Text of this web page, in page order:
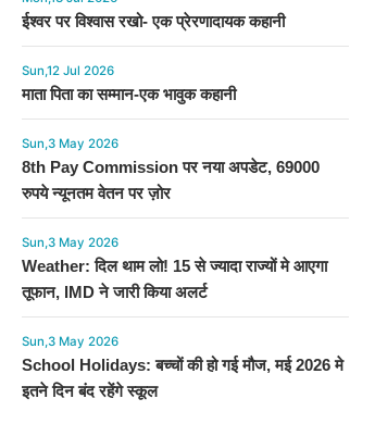
ईश्वर पर विश्वास रखो- एक प्रेरणादायक कहानी
Sun,12 Jul 2026
माता पिता का सम्मान-एक भावुक कहानी
Sun,3 May 2026
8th Pay Commission पर नया अपडेट, 69000
रुपये न्यूनतम वेतन पर ज़ोर
Sun,3 May 2026
Weather: दिल थाम लो! 15 से ज्यादा राज्यों मे आएगा
तूफान, IMD ने जारी किया अलर्ट
Sun,3 May 2026
School Holidays: बच्चों की हो गई मौज, मई 2026 मे
इतने दिन बंद रहेंगे स्कूल